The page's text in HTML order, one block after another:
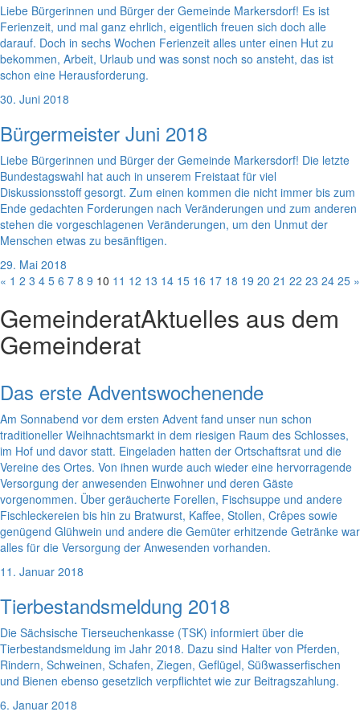
Liebe Bürgerinnen und Bürger der Gemeinde Markersdorf! Es ist
Ferienzeit, und mal ganz ehrlich, eigentlich freuen sich doch alle
darauf. Doch in sechs Wochen Ferienzeit alles unter einen Hut zu
bekommen, Arbeit, Urlaub und was sonst noch so ansteht, das ist
schon eine Herausforderung.
30. Juni 2018
Bürgermeister Juni 2018
Liebe Bürgerinnen und Bürger der Gemeinde Markersdorf! Die letzte
Bundestagswahl hat auch in unserem Freistaat für viel
Diskussionsstoff gesorgt. Zum einen kommen die nicht immer bis zum
Ende gedachten Forderungen nach Veränderungen und zum anderen
stehen die vorgeschlagenen Veränderungen, um den Unmut der
Menschen etwas zu besänftigen.
29. Mai 2018
« 1 2 3 4 5 6 7 8 9 10 11 12 13 14 15 16 17 18 19 20 21 22 23 24 25 »
GemeinderatAktuelles aus dem
Gemeinderat
Das erste Adventswochenende
Am Sonnabend vor dem ersten Advent fand unser nun schon
traditioneller Weihnachtsmarkt in dem riesigen Raum des Schlosses,
im Hof und davor statt. Eingeladen hatten der Ortschaftsrat und die
Vereine des Ortes. Von ihnen wurde auch wieder eine hervorragende
Versorgung der anwesenden Einwohner und deren Gäste
vorgenommen. Über geräucherte Forellen, Fischsuppe und andere
Fischleckereien bis hin zu Bratwurst, Kaffee, Stollen, Crêpes sowie
genügend Glühwein und andere die Gemüter erhitzende Getränke war
alles für die Versorgung der Anwesenden vorhanden.
11. Januar 2018
Tierbestandsmeldung 2018
Die Sächsische Tierseuchenkasse (TSK) informiert über die
Tierbestandsmeldung im Jahr 2018. Dazu sind Halter von Pferden,
Rindern, Schweinen, Schafen, Ziegen, Geflügel, Süßwasserfischen
und Bienen ebenso gesetzlich verpflichtet wie zur Beitragszahlung.
6. Januar 2018